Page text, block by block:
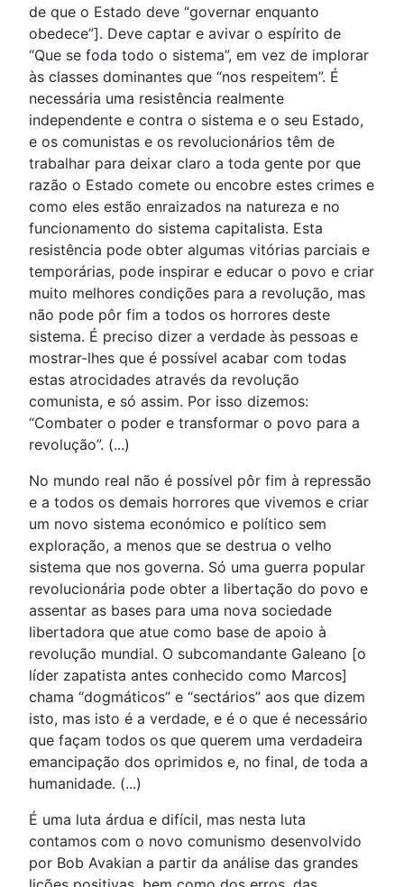
de que o Estado deve “governar enquanto
obedece”]. Deve captar e avivar o espírito de
“Que se foda todo o sistema”, em vez de implorar
às classes dominantes que “nos respeitem”. É
necessária uma resistência realmente
independente e contra o sistema e o seu Estado,
e os comunistas e os revolucionários têm de
trabalhar para deixar claro a toda gente por que
razão o Estado comete ou encobre estes crimes e
como eles estão enraizados na natureza e no
funcionamento do sistema capitalista. Esta
resistência pode obter algumas vitórias parciais e
temporárias, pode inspirar e educar o povo e criar
muito melhores condições para a revolução, mas
não pode pôr fim a todos os horrores deste
sistema. É preciso dizer a verdade às pessoas e
mostrar-lhes que é possível acabar com todas
estas atrocidades através da revolução
comunista, e só assim. Por isso dizemos:
“Combater o poder e transformar o povo para a
revolução”. (...)
No mundo real não é possível pôr fim à repressão
e a todos os demais horrores que vivemos e criar
um novo sistema económico e político sem
exploração, a menos que se destrua o velho
sistema que nos governa. Só uma guerra popular
revolucionária pode obter a libertação do povo e
assentar as bases para uma nova sociedade
libertadora que atue como base de apoio à
revolução mundial. O subcomandante Galeano [o
líder zapatista antes conhecido como Marcos]
chama “dogmáticos” e “sectários” aos que dizem
isto, mas isto é a verdade, e é o que é necessário
que façam todos os que querem uma verdadeira
emancipação dos oprimidos e, no final, de toda a
humanidade. (...)
É uma luta árdua e difícil, mas nesta luta
contamos com o novo comunismo desenvolvido
por Bob Avakian a partir da análise das grandes